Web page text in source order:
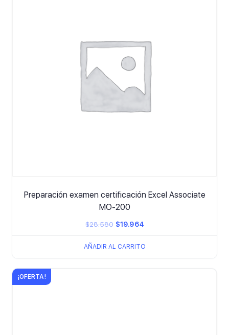
Preparación examen certificación Excel Associate
MO-200
$28.580 El
precio
original
$19.964El
precio
actual
AÑADIR AL CARRITO
¡OFERTA!